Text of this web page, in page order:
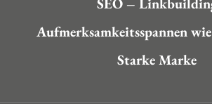
Aufmerksamkeitsspannen
Starke Marke